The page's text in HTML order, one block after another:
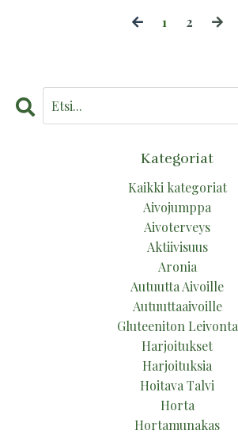
1 2
Kategoriat
Kaikki kategoriat
Aivojumppa
Aivoterveys
Aktiivisuus
Aronia
Autuutta Aivoille
Autuuttaaivoille
Gluteeniton Leivonta
Harjoitukset
Harjoituksia
Hoitava Talvi
Horta
Hortamunakas